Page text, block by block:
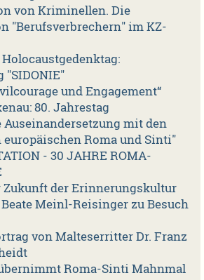
von Kriminellen. Die
"Berufsverbrechern" im KZ-
und Engagement“
80. Jahrestag
Auseinandersetzung mit den
europäischen Roma und Sinti"
- 30 JAHRE ROMA-
Zukunft der Erinnerungskultur
Beate Meinl-Reisinger zu Besuch
von Malteserritter Dr. Franz
Roma-Sinti Mahnmal